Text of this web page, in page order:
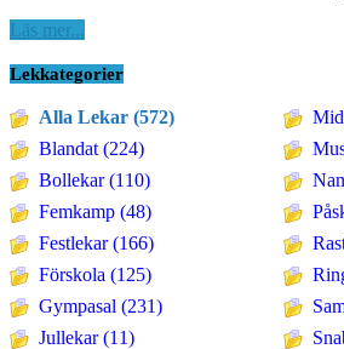
Läs mer...
Lekkategorier
Alla Lekar (572)
Blandat (224)
Bollekar (110)
Femkamp (48)
Festlekar (166)
Förskola (125)
Gympasal (231)
Jullekar (11)